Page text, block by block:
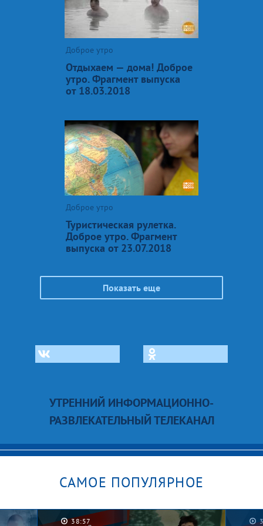
Доброе утро
Отдыхаем — дома! Доброе
утро. Фрагмент выпуска
от 18.03.2018
Доброе утро
Туристическая рулетка.
Доброе утро. Фрагмент
выпуска от 23.07.2018
Показать еще
УТРЕННИЙ ИНФОРМАЦИОННО-
РАЗВЛЕКАТЕЛЬНЫЙ ТЕЛЕКАНАЛ
САМОЕ ПОПУЛЯРНОЕ
38:57